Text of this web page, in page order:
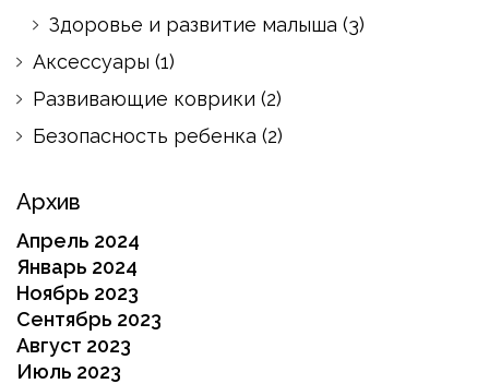
Здоровье и развитие малыша (3)
Аксессуары (1)
Развивающие коврики (2)
Безопасность ребенка (2)
Архив
Апрель 2024
Январь 2024
Ноябрь 2023
Сентябрь 2023
Август 2023
Июль 2023